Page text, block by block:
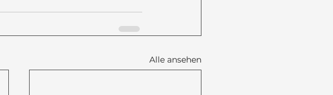
Alle ansehen